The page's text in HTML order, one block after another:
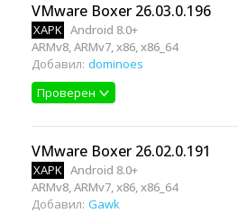
VMware Boxer 26.03.0.196
XAPK Android 8.0+
ARMv8, ARMv7, x86, x86_64
Добавил: dominoes
Проверен
VMware Boxer 26.02.0.191
XAPK Android 8.0+
ARMv8, ARMv7, x86, x86_64
Добавил: Gawk